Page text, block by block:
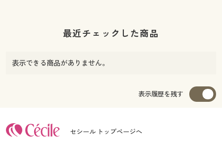
最近チェックした商品
表示できる商品がありません。
表示履歴を残す
セシール トップページへ